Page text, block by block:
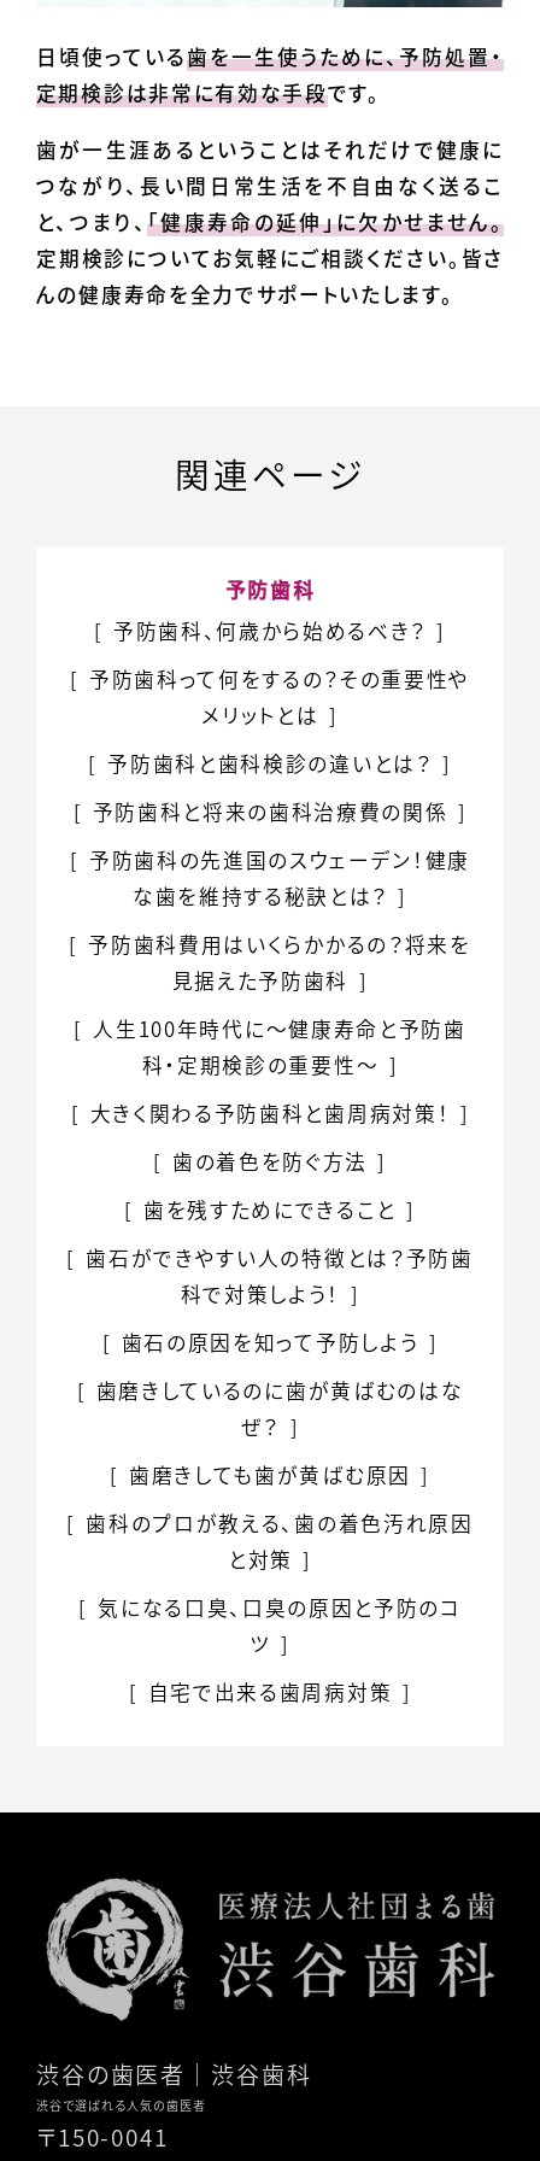
日頃使っている歯を一生使うために、予防処置・
定期検診は非常に有効な手段です。
歯が一生涯あるということはそれだけで健康に
つながり、長い間日常生活を不自由なく送るこ
と、つまり、 「健康寿命の延伸」に欠かせません。
定期検診についてお気軽にご相談ください。皆さ
んの健康寿命を全力でサポートいたします。
関連ページ
予防歯科
予防歯科、何歳から始めるべき？
予防歯科って何をするの？その重要性や
メリットとは
予防歯科と歯科検診の違いとは？
予防歯科と将来の歯科治療費の関係
予防歯科の先進国のスウェーデン！ 健康
な歯を維持する秘訣とは？
予防歯科費用は いくらかかるの？将来を
見据えた予防歯科
人生100年時代に～健康寿命と予防歯
科・ 定期検診の重要性～
大きく関わる予防歯科と歯周病対策！
歯の着色を防ぐ方法
歯を残すためにできること
歯石ができやすい人の特徴とは？予防歯
科で対策しよう！
歯石の原因を知って 予防しよう
歯磨きしているのに歯が黄ばむのはな
ぜ？
歯磨きしても歯が黄ばむ原因
歯科のプロが教える、 歯の着色汚れ原因
と対策
気になる口臭、 口臭の原因と予防のコ
ツ
自宅で出来る歯周病対策
渋谷の歯医者 ｜渋谷歯科
渋谷で選ばれる人気の歯医者
〒150-0041